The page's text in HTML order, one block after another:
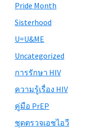
Pride Month
Sisterhood
U=U&ME
Uncategorized
การรักษา HIV
ความรู้เรื่อง HIV
คู่มือ PrEP
ชุดตรวจเอชไอวี